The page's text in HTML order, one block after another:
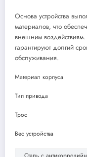
Основа устройства
материалов, что
внешним
гарантируют долгий
обслуживания.
Материал корпуса
Тип привода
Трос
Вес устройства